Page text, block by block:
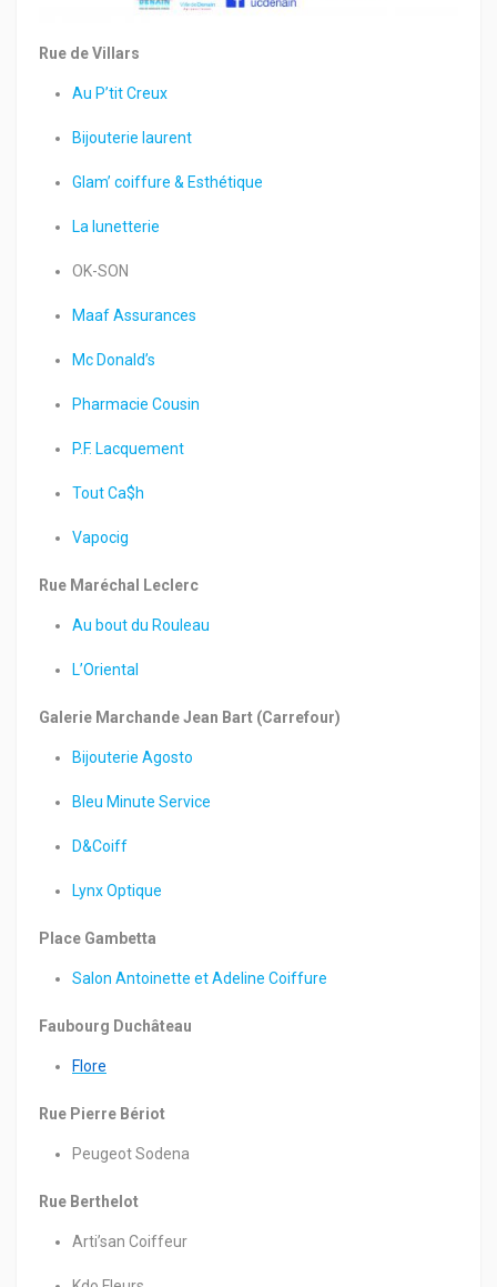
Rue de Villars
Au P’tit Creux
Bijouterie laurent
Glam’ coiffure & Esthétique
La lunetterie
OK-SON
Maaf Assurances
Mc Donald’s
Pharmacie Cousin
P.F. Lacquement
Tout Ca$h
Vapocig
Rue Maréchal Leclerc
Au bout du Rouleau
L’Oriental
Galerie Marchande Jean Bart (Carrefour)
Bijouterie Agosto
Bleu Minute Service
D&Coiff
Lynx Optique
Place Gambetta
Salon Antoinette et Adeline Coiffure
Faubourg Duchâteau
Flore
Rue Pierre Bériot
Peugeot Sodena
Rue Berthelot
Arti’san Coiffeur